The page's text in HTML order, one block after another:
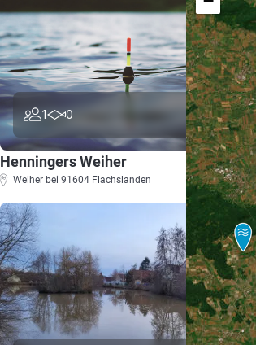
1 0 0.0
Henningers Weiher
Weiher bei 91604 Flachslanden